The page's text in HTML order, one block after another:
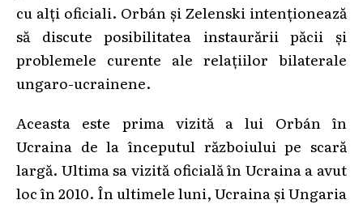
cu alți oficiali. Orbán și Zelenski intenționează
să discute posibilitatea instaurării păcii și
problemele curente ale relațiilor bilaterale
ungaro-ucrainene.
Aceasta este prima vizită a lui Orbán în
Ucraina de la începutul războiului pe scară
largă. Ultima sa vizită oficială în Ucraina a avut
loc în 2010. În ultimele luni, Ucraina și Ungaria